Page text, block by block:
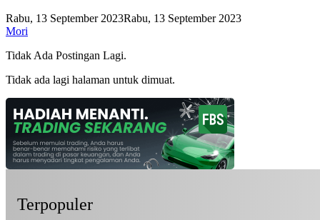
Rabu, 13 September 2023Rabu, 13 September 2023
Mori
Tidak Ada Postingan Lagi.
Tidak ada lagi halaman untuk dimuat.
Terpopuler